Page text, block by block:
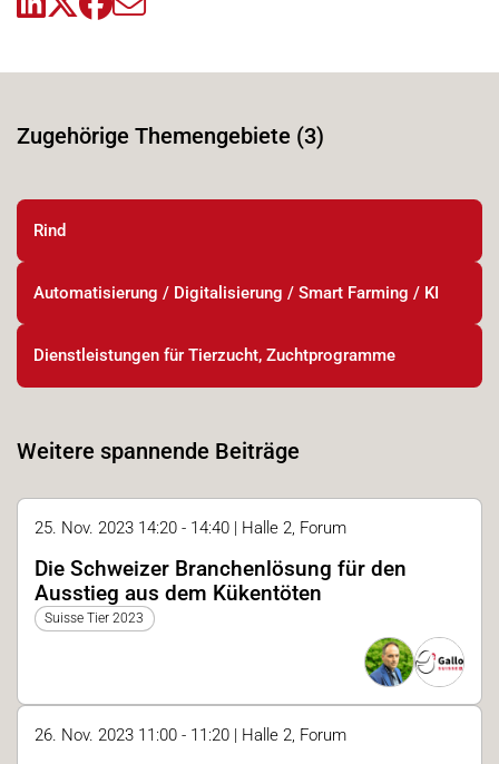
Zugehörige Themengebiete (3)
Rind
Automatisierung / Digitalisierung / Smart Farming / KI
Dienstleistungen für Tierzucht, Zuchtprogramme
Weitere spannende Beiträge
25. Nov. 2023 14:20 - 14:40 | Halle 2, Forum
Die Schweizer Branchenlösung für den
Ausstieg aus dem Kükentöten
Suisse Tier 2023
26. Nov. 2023 11:00 - 11:20 | Halle 2, Forum